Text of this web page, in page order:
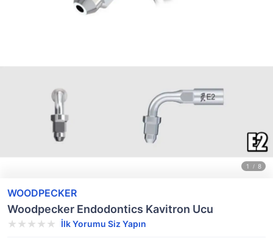
WOODPECKER
Woodpecker Endodontics Kavitron Ucu
İlk Yorumu Siz Yapın